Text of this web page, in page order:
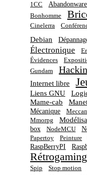
1CC
Bonhomme
Cinelerra
Debian
Électronique
Évidences
Gundam
Internet libre
Liens GNU
Mame-cab
Mécanique
Mmorpg
box
NodeMCU
Papertoy
Peinture
RaspBerryPI
Rétrogaming
Spip
Stop motion